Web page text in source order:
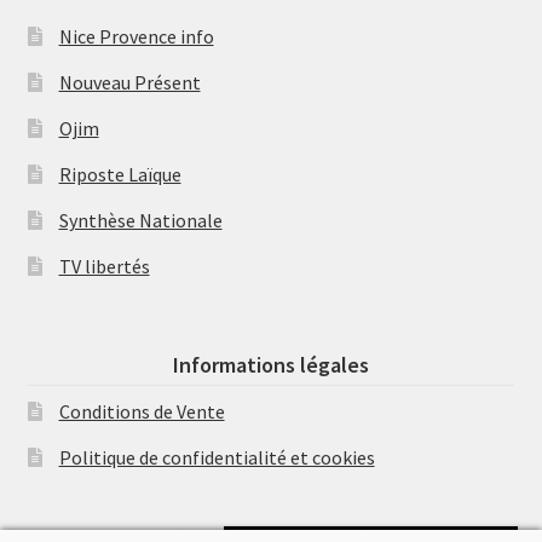
Nice Provence info
Nouveau Présent
Ojim
Riposte Laïque
Synthèse Nationale
TV libertés
Informations légales
Conditions de Vente
Politique de confidentialité et cookies